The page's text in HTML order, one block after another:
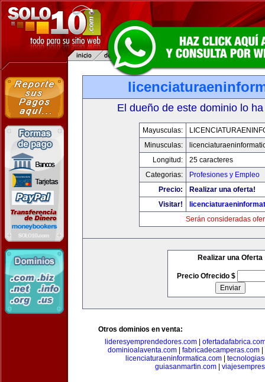
El dueño de este dominio lo
Mayusculas:
Minusculas:
Longitud:
25 caracteres
Categorias:
Profesiones y Empleo
Precio:
Realizar una oferta!
Visitar!
Serán consideradas
Realizar una Oferta
Precio Ofrecido $
Otros dominios en venta:
lideresyemprendedores.com
dominioalaventa.com
fabricadecamperas.com
licenciaturaeninformatica.com|
guiasanmartin.com|